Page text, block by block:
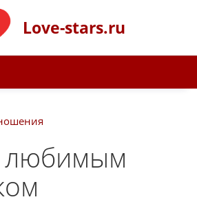
Love-stars.ru
любимым